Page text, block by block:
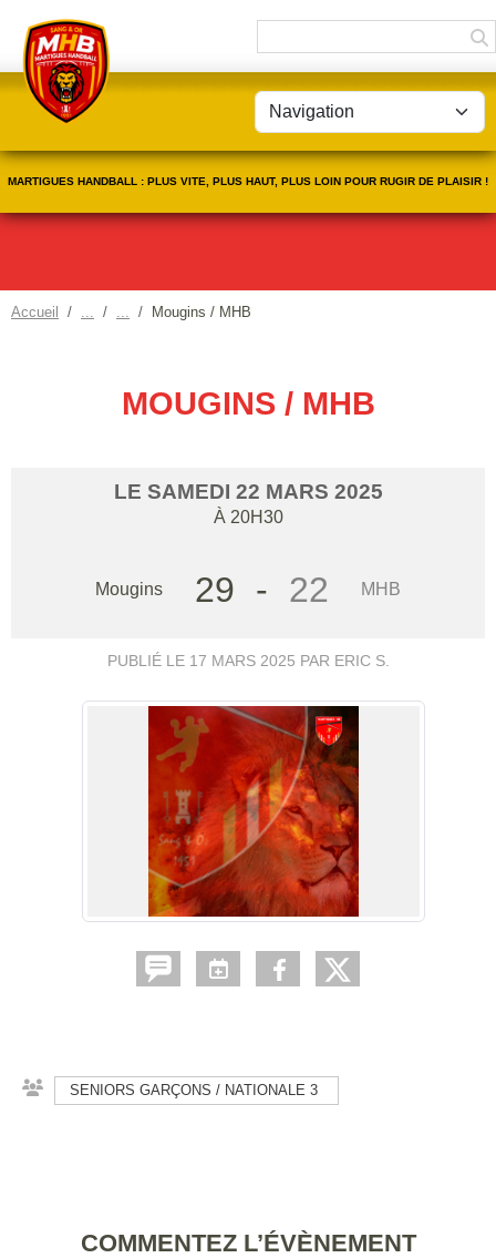
MARTIGUES HANDBALL : PLUS VITE, PLUS HAUT, PLUS LOIN POUR RUGIR DE PLAISIR !
Accueil Mougins / MHB
MOUGINS / MHB
LE SAMEDI 22 MARS 2025
À 20H30
Mougins 29 - 22 MHB
PUBLIÉ LE 17 MARS 2025 PAR ERIC S.
SENIORS GARÇONS / NATIONALE 3
COMMENTEZ L’ÉVÈNEMENT